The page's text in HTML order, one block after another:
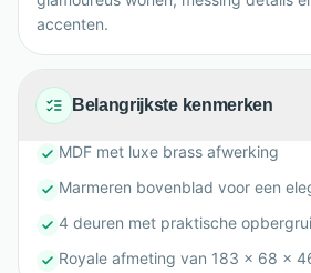
accenten.
Belangrijkste kenmerken
MDF met luxe brass afwerking
Marmeren bovenblad voor een
4 deuren met praktische
Royale afmeting van 183 x 68 x